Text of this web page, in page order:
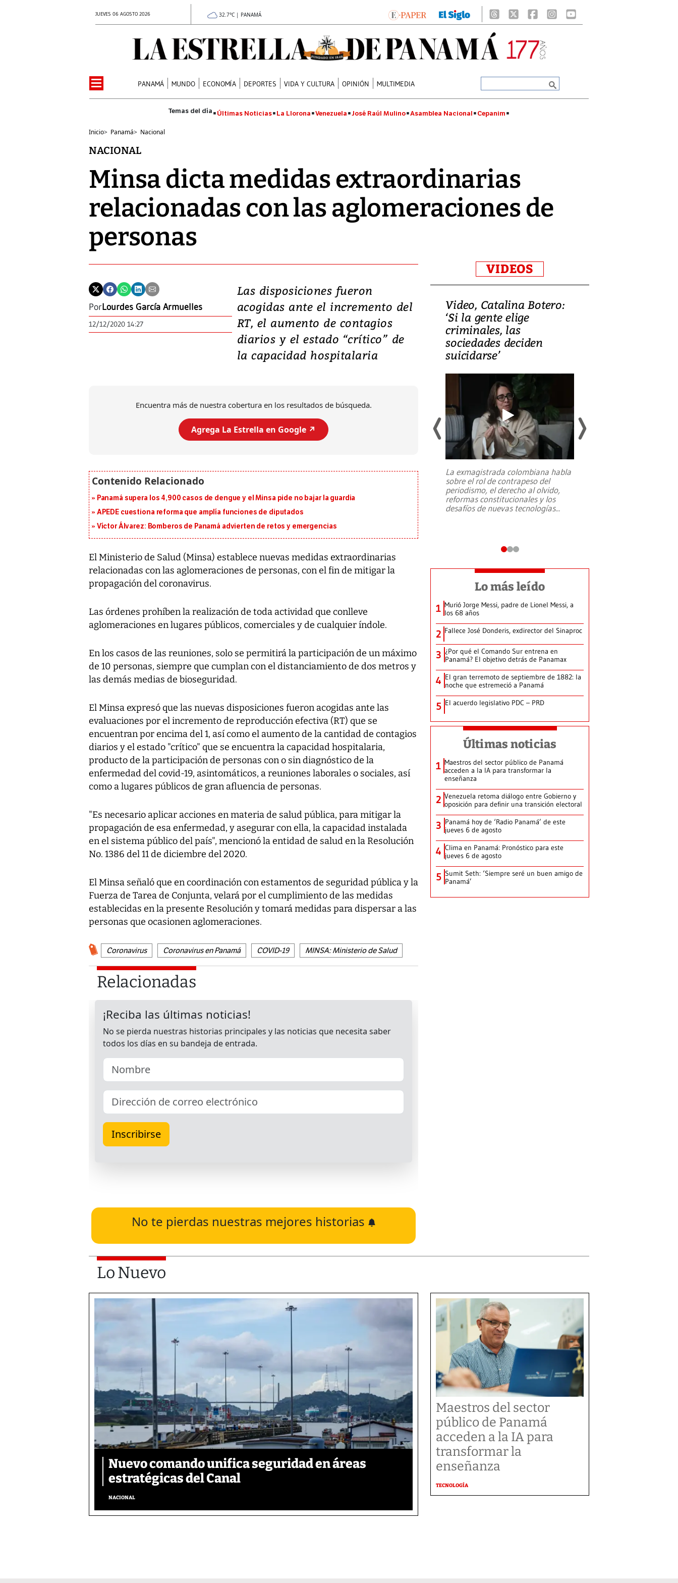
JUEVES 06 AGOSTO 2026 32.7°C | PANAMÁ
PANAMÁ MUNDO ECONOMÍA DEPORTES VIDA Y CULTURA OPINIÓN MULTIMEDIA
Últimas Noticias La Llorona Venezuela José Raúl Mulino Asamblea Nacional Cepanim
Inicio> Panamá> Nacional
NACIONAL
Minsa dicta medidas extraordinarias
relacionadas con las aglomeraciones de
personas
PorLourdes García Armuelles
12/12/2020 14:27
Las disposiciones fueron
acogidas ante el incremento del
RT, el aumento de contagios
diarios y el estado “crítico” de
la capacidad hospitalaria
Encuentra más de nuestra cobertura en los resultados de búsqueda.
Agrega La Estrella en Google ↗️
Panamá supera los 4,900 casos de dengue y el Minsa pide no bajar la guardia
APEDE cuestiona reforma que amplía funciones de diputados
Víctor Álvarez: Bomberos de Panamá advierten de retos y emergencias
El Ministerio de Salud (Minsa) establece nuevas medidas extraordinarias
relacionadas con las aglomeraciones de personas, con el fin de mitigar la
propagación del coronavirus.
Las órdenes prohíben la realización de toda actividad que conlleve
aglomeraciones en lugares públicos, comerciales y de cualquier índole.
En los casos de las reuniones, solo se permitirá la participación de un máximo
de 10 personas, siempre que cumplan con el distanciamiento de dos metros y
las demás medias de bioseguridad.
El Minsa expresó que las nuevas disposiciones fueron acogidas ante las
evaluaciones por el incremento de reproducción efectiva (RT) que se
encuentran por encima del 1, así como el aumento de la cantidad de contagios
diarios y el estado "crítico" que se encuentra la capacidad hospitalaria,
producto de la participación de personas con o sin diagnóstico de la
enfermedad del covid-19, asintomáticos, a reuniones laborales o sociales, así
como a lugares públicos de gran afluencia de personas.
"Es necesario aplicar acciones en materia de salud pública, para mitigar la
propagación de esa enfermedad, y asegurar con ella, la capacidad instalada
en el sistema público del país", mencionó la entidad de salud en la Resolución
No. 1386 del 11 de diciembre del 2020.
El Minsa señaló que en coordinación con estamentos de seguridad pública y la
Fuerza de Tarea de Conjunta, velará por el cumplimiento de las medidas
establecidas en la presente Resolución y tomará medidas para dispersar a las
personas que ocasionen aglomeraciones.
Coronavirus Coronavirus en Panamá COVID-19 MINSA: Ministerio de Salud
Relacionadas
No te pierdas nuestras mejores historias
VIDEOS
Video, Japón: Terremoto
deja heridos y graves
daños en Kumamoto
al sur de Japón, provocando una
Video, Catalina Botero:
‘Si la gente elige
criminales, las
sociedades deciden
suicidarse’
La exmagistrada colombiana habla
sobre el rol de contrapeso del
periodismo, el derecho al olvido,
reformas constitucionales y los
desafíos de nuevas tecnologías...
Lo más leído
1 Murió Jorge Messi, padre de Lionel Messi, a
los 68 años
2 Fallece José Donderis, exdirector del Sinaproc
3 ¿Por qué el Comando Sur entrena en
Panamá? El objetivo detrás de Panamax
4 El gran terremoto de septiembre de 1882: la
noche que estremeció a Panamá
5 El acuerdo legislativo PDC – PRD
Últimas noticias
1 Maestros del sector público de Panamá
acceden a la IA para transformar la
enseñanza
2 Venezuela retoma diálogo entre Gobierno y
oposición para definir una transición electoral
3 Panamá hoy de ‘Radio Panamá’ de este
jueves 6 de agosto
4 Clima en Panamá: Pronóstico para este
jueves 6 de agosto
5 Sumit Seth: ‘Siempre seré un buen amigo de
Panamá’
Lo Nuevo
Nuevo comando unifica seguridad en áreas
estratégicas del Canal
NACIONAL
Maestros del sector
público de Panamá
acceden a la IA para
transformar la
enseñanza
TECNOLOGÍA